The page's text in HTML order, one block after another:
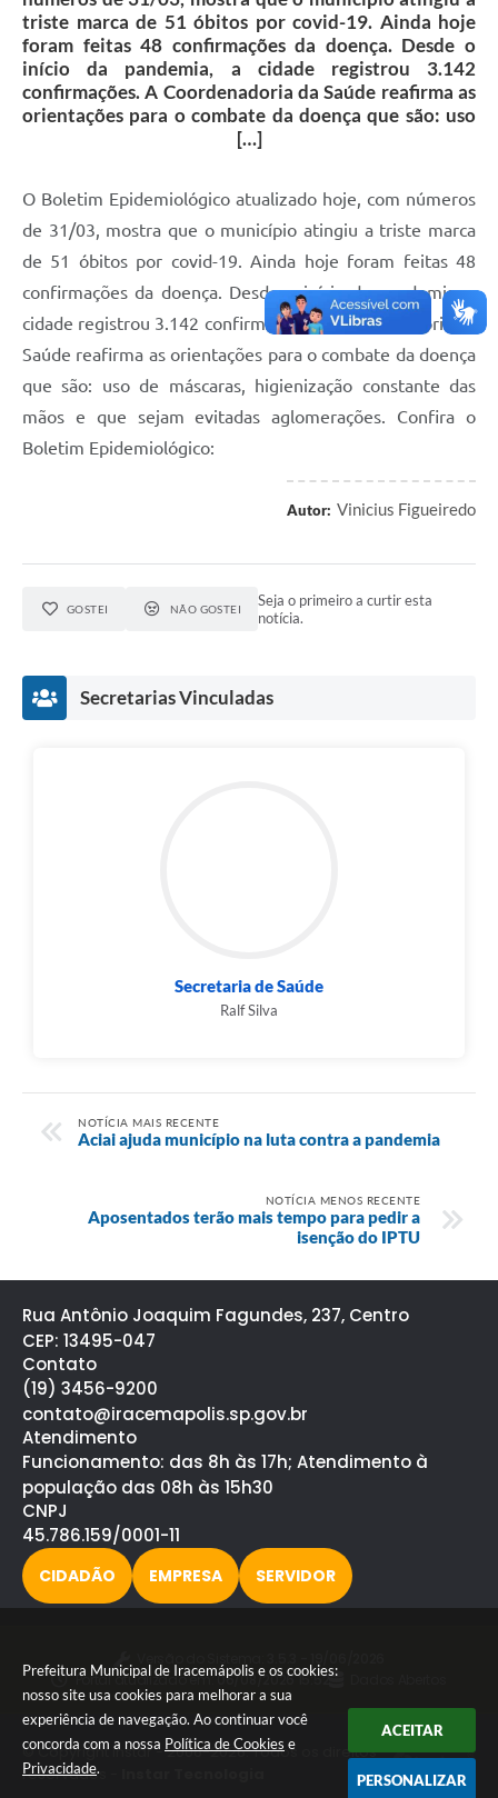
Prefeitura Municipal de Iracemápolis e os cookies:
nosso site usa cookies para melhorar a sua
experiência de navegação. Ao continuar você
concorda com a nossa Política de Cookies e
Privacidade.
ACEITAR
PERSONALIZAR
triste marca de 51 óbitos por covid-19. Ainda hoje
foram feitas 48 confirmações da doença. Desde o
início da pandemia, a cidade registrou 3.142
confirmações. A Coordenadoria da Saúde reafirma as
orientações para o combate da doença que são: uso
[…]
O Boletim Epidemiológico atualizado hoje, com números
de 31/03, mostra que o município atingiu a triste marca
de 51 óbitos por covid-19. Ainda hoje foram feitas 48
confirmações da doença. Desde o início da pandemia, a
cidade registrou 3.142 confirmações. A Coordenadoria da
Saúde reafirma as orientações para o combate da doença
que são: uso de máscaras, higienização constante das
mãos e que sejam evitadas aglomerações. Confira o
Boletim Epidemiológico:
Autor: Vinicius Figueiredo
GOSTEI NÃO GOSTEI
Seja o primeiro a curtir esta
notícia.
Secretarias Vinculadas
Secretaria de Saúde
Ralf Silva
NOTÍCIA MAIS RECENTE
Aciai ajuda município na luta contra a pandemia
NOTÍCIA MENOS RECENTE
Aposentados terão mais tempo para pedir a
isenção do IPTU
Rua Antônio Joaquim Fagundes, 237, Centro
CEP: 13495-047
Contato
(19) 3456-9200
contato@iracemapolis.sp.gov.br
Atendimento
Funcionamento: das 8h às 17h; Atendimento à
população das 08h às 15h30
CNPJ
45.786.159/0001-11
CIDADÃO EMPRESA SERVIDOR
Portal atualizado em:06/08/2026 15:52
© Copyright Instar - 2006-2026. Todos os direitos
reservados -